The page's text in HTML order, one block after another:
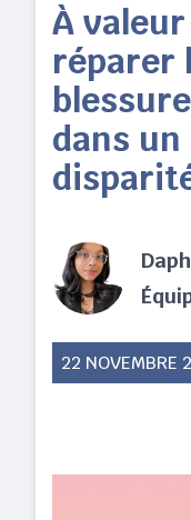
À
réparer
dans un
22 NOVEMBRE